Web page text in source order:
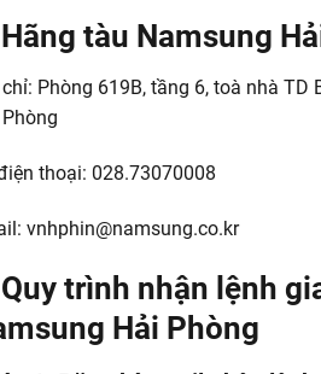
tàu Namsung
Phòng 619B, tầng 6, toà nhà TD
thoại: 028.73070008
vnhphin@namsung.co.kr
trình nhận lệnh
Hải Phòng